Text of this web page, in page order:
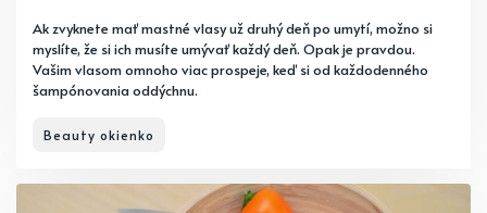
Ak zvyknete mať mastné vlasy už druhý deň po umytí, možno si
myslíte, že si ich musíte umývať každý deň. Opak je pravdou.
Vašim vlasom omnoho viac prospeje, keď si od každodenného
šampónovania oddýchnu.
Beauty okienko